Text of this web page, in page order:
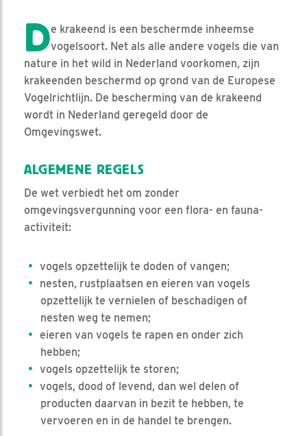
De krakeend is een beschermde inheemse
vogelsoort. Net als alle andere vogels die van
nature in het wild in Nederland voorkomen, zijn
krakeenden beschermd op grond van de Europese
Vogelrichtlijn. De bescherming van de krakeend
wordt in Nederland geregeld door de
Omgevingswet.
ALGEMENE REGELS
De wet verbiedt het om zonder
omgevingsvergunning voor een flora- en fauna-
activiteit:
vogels opzettelijk te doden of vangen;
nesten, rustplaatsen en eieren van vogels
opzettelijk te vernielen of beschadigen of
nesten weg te nemen;
eieren van vogels te rapen en onder zich
hebben;
vogels opzettelijk te storen;
vogels, dood of levend, dan wel delen of
producten daarvan in bezit te hebben, te
vervoeren en in de handel te brengen.